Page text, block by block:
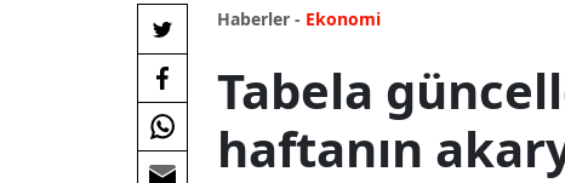
Haberler - Ekonomi
Tabela
haftanın